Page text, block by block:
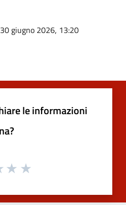
giugno 2026, 13:20
le informazioni